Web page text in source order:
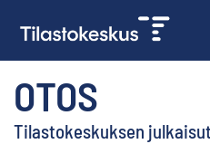
OTOS
Tilastokeskuksen